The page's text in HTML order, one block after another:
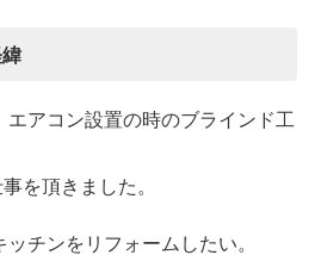
アコン設置の時のブラインド工
を頂きました。
チンをリフォームしたい。